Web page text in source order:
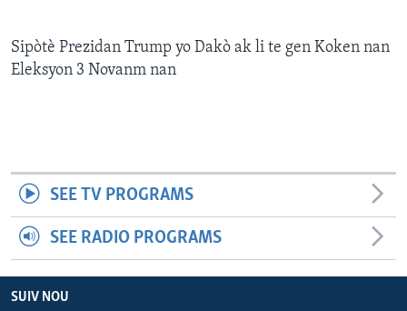
Sipòtè Prezidan Trump yo Dakò ak li te gen Koken nan
Eleksyon 3 Novanm nan
SEE TV PROGRAMS
SEE RADIO PROGRAMS
SUIV NOU